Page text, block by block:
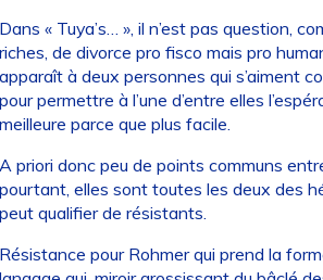
« Tuya’s… », il n’est pas question,
de divorce pro fisco mais pro
à deux personnes qui s’aiment
permettre à l’une d’entre elles
parce que plus facile.
priori donc peu de points communs
elles sont toutes les deux des
qualifier de résistants.
pour Rohmer qui prend la